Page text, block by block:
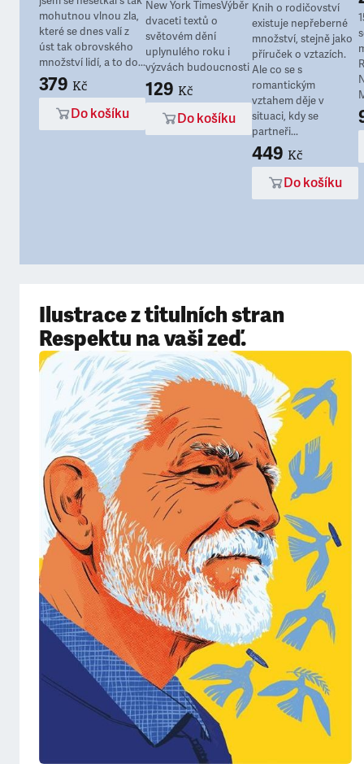
mohutnou vlnou zla,
které se dnes valí z
úst tak obrovského
množství lidí, a to do...
379 Kč
Do košíku
New York TimesVýběr
dvaceti textů o
světovém dění
uplynulého roku i
výzvách budoucnosti
129 Kč
Do košíku
Knih o rodičovství
existuje nepřeberné
množství, stejně jako
příruček o vztazích.
Ale co se s
romantickým
vztahem děje v
situaci, kdy se
partneři...
449 Kč
Do košíku
Ilustrace z titulních stran
Respektu na vaši zeď.